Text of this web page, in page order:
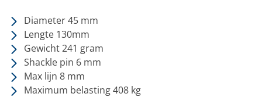
Diameter 45 mm
Lengte 130mm
Gewicht 241 gram
Shackle pin 6 mm
Max lijn 8 mm
Maximum belasting 408 kg